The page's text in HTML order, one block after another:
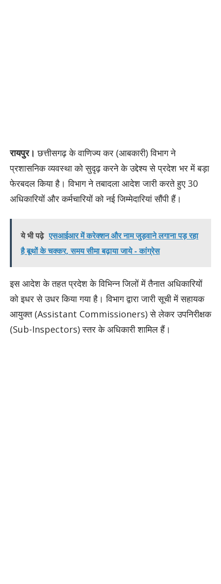
रायपुर। छत्तीसगढ़ के वाणिज्य कर (आबकारी) विभाग ने
प्रशासनिक व्यवस्था को सुदृढ़ करने के उद्देश्य से प्रदेश भर में बड़ा
फेरबदल किया है। विभाग ने तबादला आदेश जारी करते हुए 30
अधिकारियों और कर्मचारियों को नई जिम्मेदारियां सौंपी हैं।
ये भी पढ़े एसआईआर में करेक्शन और नाम जुड़वाने लगाना पड़ रहा
है बूथों के चक्कर, समय सीमा बढ़ाया जाये - कांग्रेस
​इस आदेश के तहत प्रदेश के विभिन्न जिलों में तैनात अधिकारियों
को इधर से उधर किया गया है। विभाग द्वारा जारी सूची में सहायक
आयुक्त (Assistant Commissioners) से लेकर उपनिरीक्षक
(Sub-Inspectors) स्तर के अधिकारी शामिल हैं।